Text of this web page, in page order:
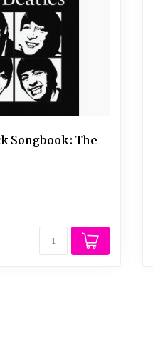
Songbook: The